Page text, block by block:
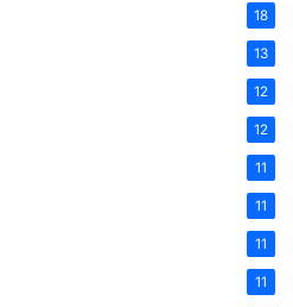
18
13
12
12
11
11
11
11